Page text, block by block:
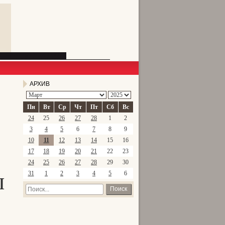
АРХИВ
Пн Вт Ср Чт Пт Сб
Вс
24
25 26 27 28 1
2
3
4 5 6 7 8
9
10
11 12 13 14 15
16
17
18 19 20 21 22
23
24
25 26 27 28 29
30
31
1 2 3 4 5 6
Поиск